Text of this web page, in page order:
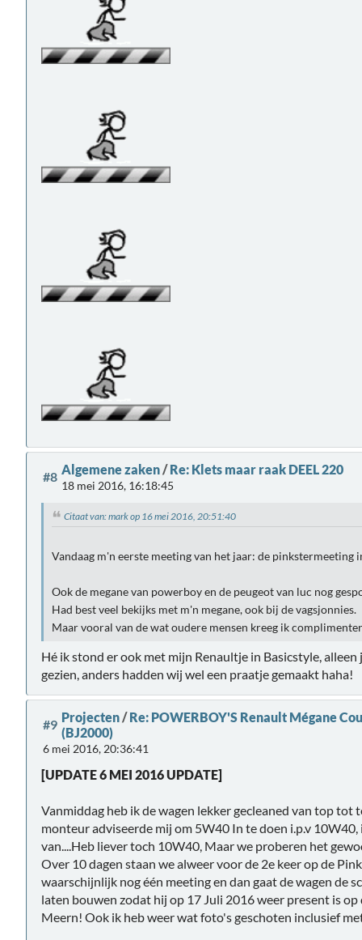
#8 Algemene zaken/Re: Klets maar raak DEEL 220
18 mei 2016, 16:18:45
Citaat van: mark op 16 mei 2016, 20:51:40
Vandaag m'n eerste meeting van het jaar: de pinkstermeeting
Ook de megane van powerboy en de peugeot van luc nog
Had best veel bekijks met m'n megane, ook bij de vagsjonnies.
Maar vooral van de wat oudere mensen kreeg ik
Hé ik stond er ook met mijn Renaultje in Basicstyle,
gezien, anders hadden wij wel een praatje gemaakt haha!
#9 Projecten/Re: POWERBOY'S Renault Mégane
(BJ2000)
6 mei 2016, 20:36:41
[UPDATE 6 MEI 2016 UPDATE]
Vanmiddag heb ik de wagen lekker gecleaned van top tot
monteur adviseerde mij om 5W40 In te doen i.p.v
van....Heb liever toch 10W40, Maar we proberen het
Over 10 dagen staan we alweer voor de 2e keer op de
waarschijnlijk nog één meeting en dan gaat de wagen de
laten bouwen zodat hij op 17 Juli 2016 weer present is
Meern! Ook ik heb weer wat foto's geschoten inclusief